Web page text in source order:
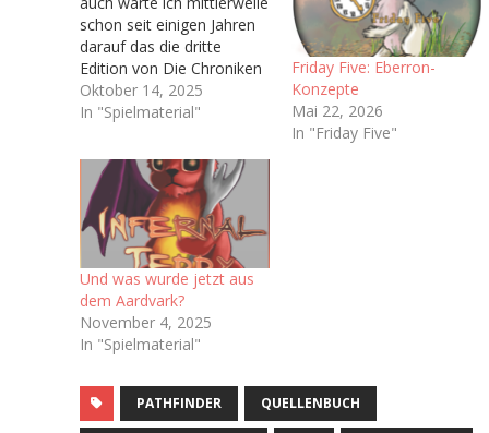
schon seit einigen Jahren
darauf das die dritte
Edition von Die Chroniken
der Engel (Vulgo: Engel),
welche ja irgendwann bald
erblicken soll. Hoffentlich.
Immerhin haben wir ja
schon ein Playtest-
Dokument bekommen Ich
bin sogar auf dem
dazugehörigen Discord-
Server…
Oktober 14, 2025
In "Spielmaterial"
Friday Five: Eberron-
Konzepte
Mai 22, 2026
In "Friday Five"
Und was wurde jetzt aus
dem Aardvark?
November 4, 2025
In "Spielmaterial"
PATHFINDER QUELLENBUCH